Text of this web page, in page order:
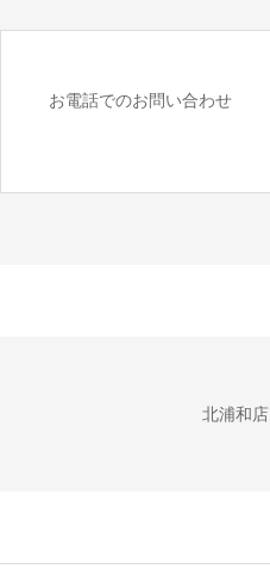
お電話でのお問い合わせ
北浦和店